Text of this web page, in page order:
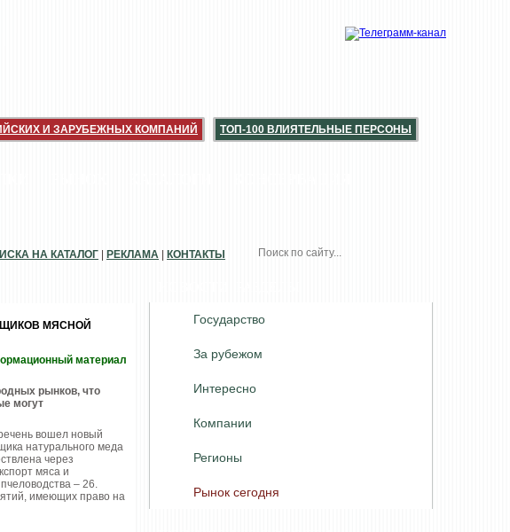
И ЗАРУБЕЖНЫХ КОМПАНИЙ ТОП-100 ВЛИЯТЕЛЬНЫЕ ПЕРСОНЫ
Государство
За рубежом
Интересно
Компании
Регионы
Рынок сегодня
НА КАТАЛОГ РЕКЛАМА КОНТАКТЫ
МЯСНОЙ
материал
рынков, что
могут
вошел новый
натурального меда
через
мяса и
– 26.
имеющих право на